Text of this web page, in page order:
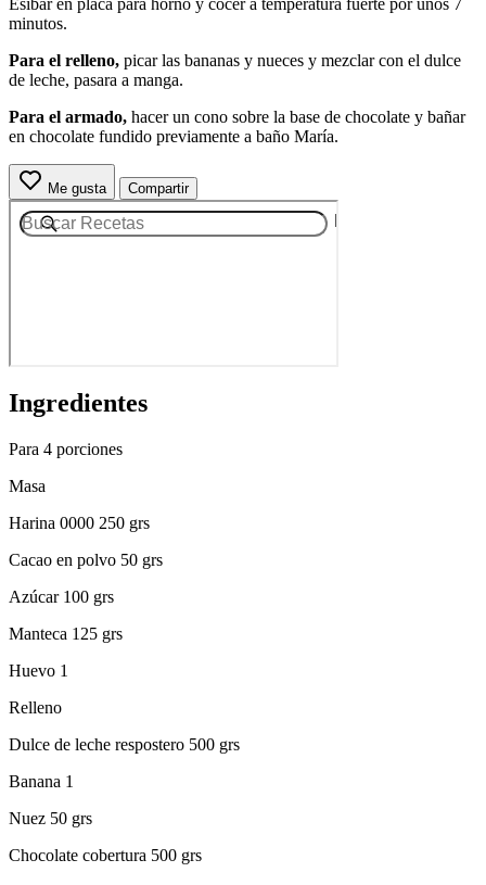
minutos.
Para el relleno, picar las bananas y nueces y mezclar con el dulce
de leche, pasara a manga.
Para el armado, hacer un cono sobre la base de chocolate y bañar
en chocolate fundido previamente a baño María.
Me gusta Compartir
Ingredientes
Para 4 porciones
Masa
Harina 0000 250 grs
Cacao en polvo 50 grs
Azúcar 100 grs
Manteca 125 grs
Huevo 1
Relleno
Dulce de leche respostero 500 grs
Banana 1
Nuez 50 grs
Chocolate cobertura 500 grs